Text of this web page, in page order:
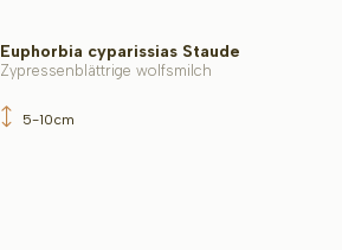
Euphorbia cyparissias Staude
Zypressenblättrige wolfsmilch
5-10cm